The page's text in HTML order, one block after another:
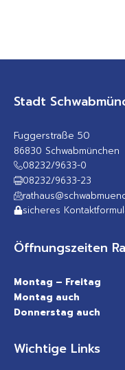
Stadt
Fuggerstraße 50
86830 Schwabmünchen
08232/9633-0
08232/9633-23
sicheres
Öffnungszeiten
Montag – Freitag
Montag auch
Donnerstag auch
Wichtige Links